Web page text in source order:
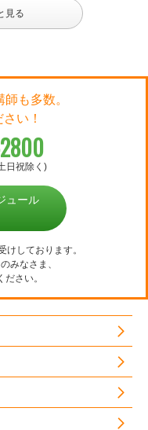
見る
も多数。
い！
日祝除く)
ュール
しております。
みなさま、
さい。